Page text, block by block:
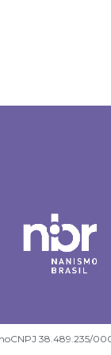
CNPJ 38.489.235/